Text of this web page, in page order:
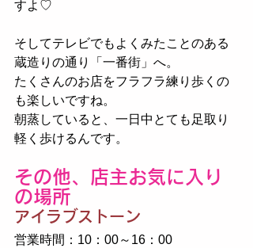
すよ♡
そしてテレビでもよくみたことのある
蔵造りの通り「一番街」へ。
たくさんのお店をフラフラ練り歩くの
も楽しいですね。
朝蒸していると、一日中とても足取り
軽く歩けるんです。
その他、店主お気に入り
の場所
アイラブストーン
営業時間：10：00～16：00